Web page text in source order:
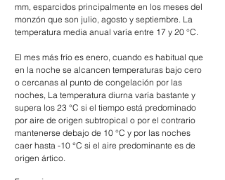
mm, esparcidos principalmente en los meses del
monzón que son julio, agosto y septiembre. La
temperatura media anual varía entre 17 y 20 °C.
El mes más frío es enero, cuando es habitual que
en la noche se alcancen temperaturas bajo cero
o cercanas al punto de congelación por las
noches, La temperatura diurna varía bastante y
supera los 23 °C si el tiempo está predominado
por aire de origen subtropical o por el contrario
mantenerse debajo de 10 °C y por las noches
caer hasta -10 °C si el aire predominante es de
origen ártico.